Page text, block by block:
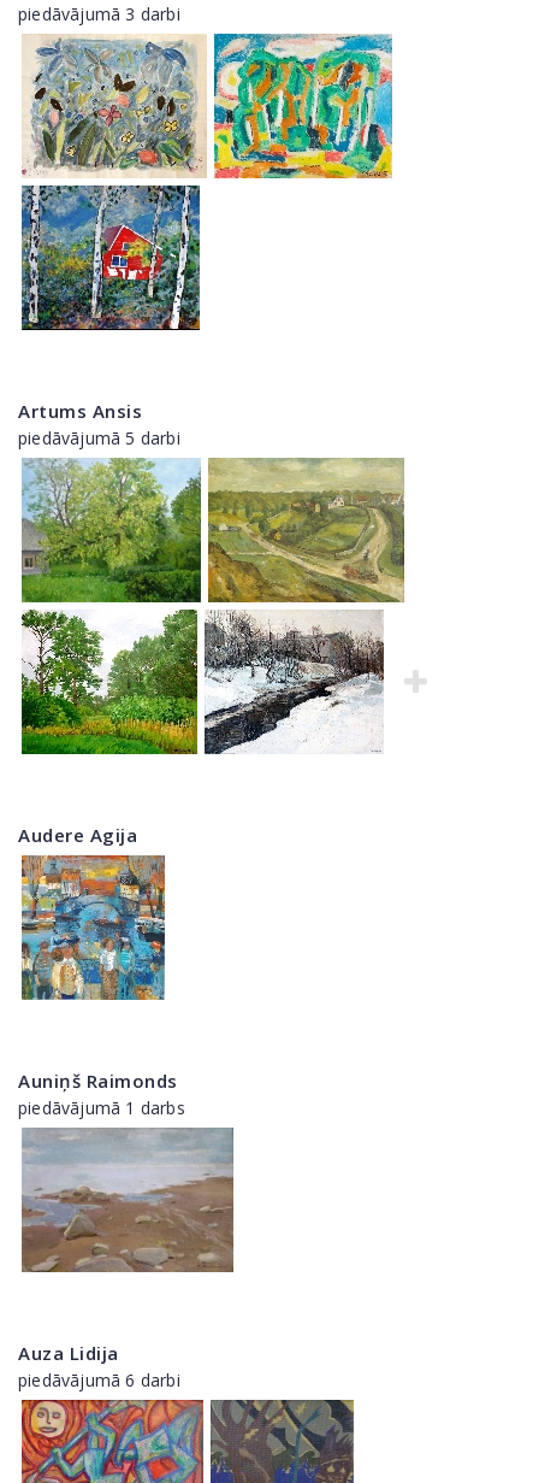
piedāvājumā 3 darbi
Artums Ansis
piedāvājumā 5 darbi
Audere Agija
Auniņš Raimonds
piedāvājumā 1 darbs
Auza Lidija
piedāvājumā 6 darbi